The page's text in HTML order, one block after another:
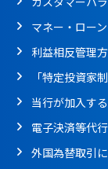
マネー・ロー
利益相反管理
「特定投資家
当行が加入す
電子決済等代
外国為替取引